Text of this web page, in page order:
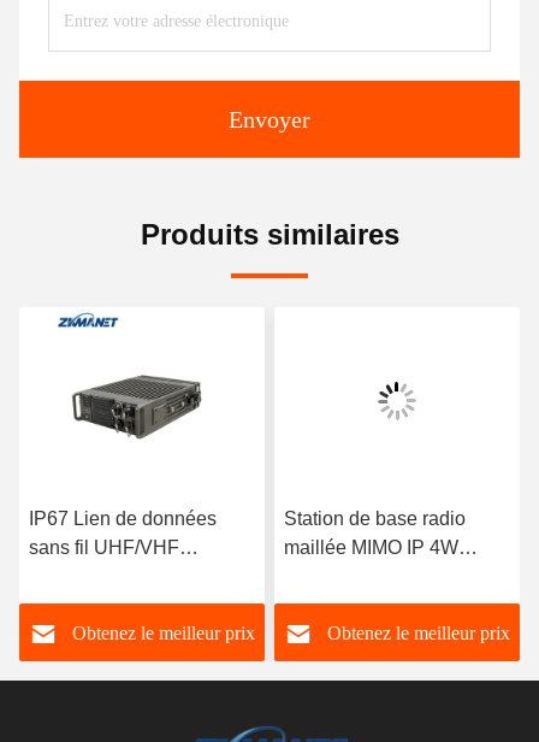
Envoyer
Produits similaires
IP67 Lien de données
sans fil UHF/VHF
maillage montée sur
véhicule à longue
distance
Obtenez le meilleur prix
Station de base radio
maillée MIMO IP 4W
1400-1460MHz, débit de
données 82Mbps et boîtier
robuste IP67
Obtenez le meilleur prix